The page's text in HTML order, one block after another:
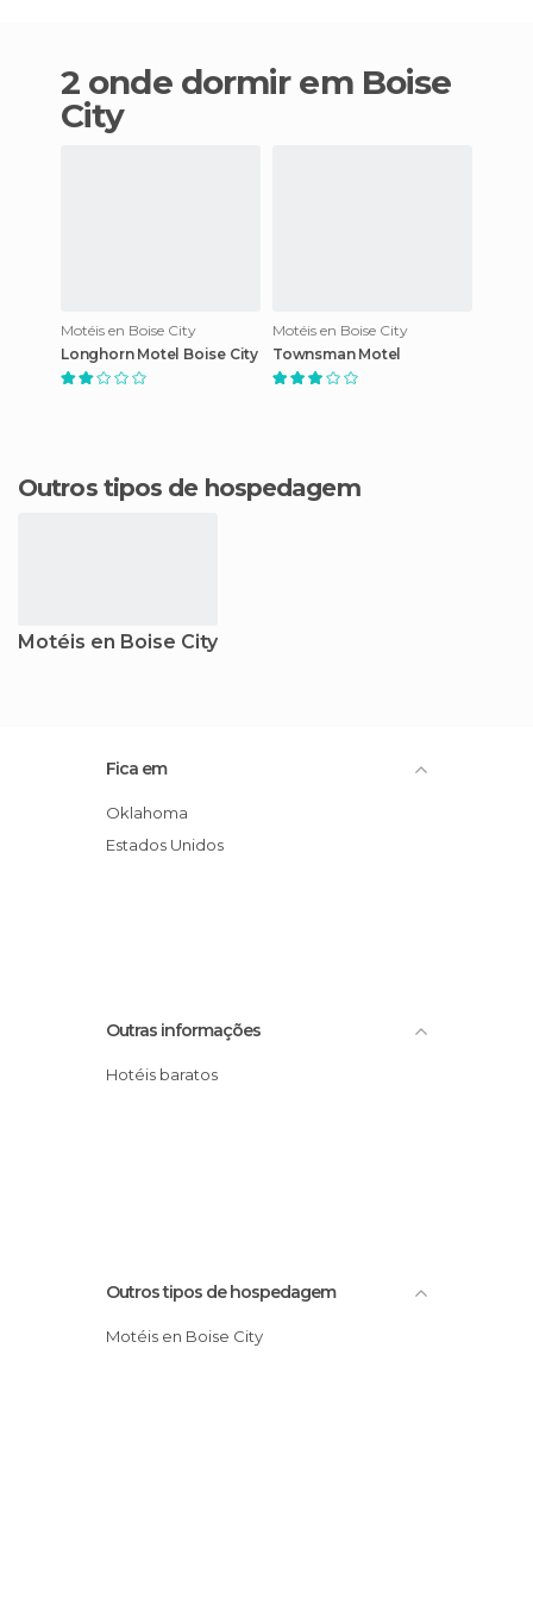
2 onde dormir em Boise
City
Motéis en Boise City
Longhorn Motel Boise City
Motéis en Boise City
Townsman Motel
Outros tipos de hospedagem
Motéis en Boise City
Fica em
Oklahoma
Estados Unidos
Outras informações
Hotéis baratos
Outros tipos de hospedagem
Motéis en Boise City